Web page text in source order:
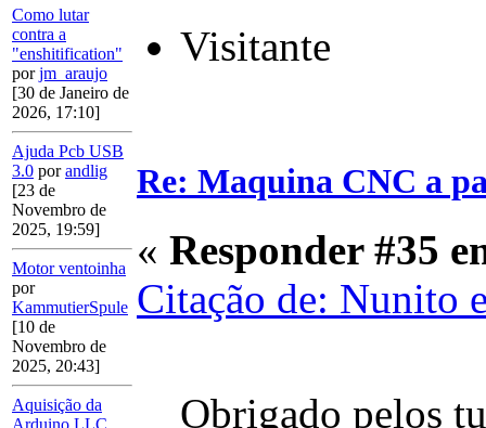
Como lutar
contra a
"enshitification"
porjm_araujo
[30 de Janeiro de
2026, 17:10]
Ajuda Pcb USB
3.0 porandlig
[23 de
Novembro de
2025, 19:59]
Motor ventoinha
por
KammutierSpule
[10 de
Novembro de
2025, 20:43]
Aquisição da
Visitante
Re: Maquina CNC a
« Responder #35
Citação de: Nunito
Obrigado pelos